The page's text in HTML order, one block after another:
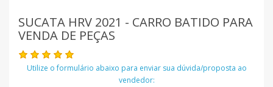
SUCATA HRV 2021 - CARRO BATIDO PARA
VENDA DE PEÇAS
Utilize o formulário abaixo para enviar sua dúvida/proposta ao
vendedor: